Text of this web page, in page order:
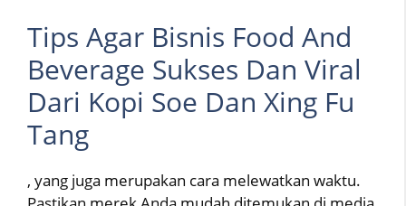
Tips Agar Bisnis Food And
Beverage Sukses Dan Viral
Dari Kopi Soe Dan Xing Fu
Tang
, yang juga merupakan cara melewatkan waktu.